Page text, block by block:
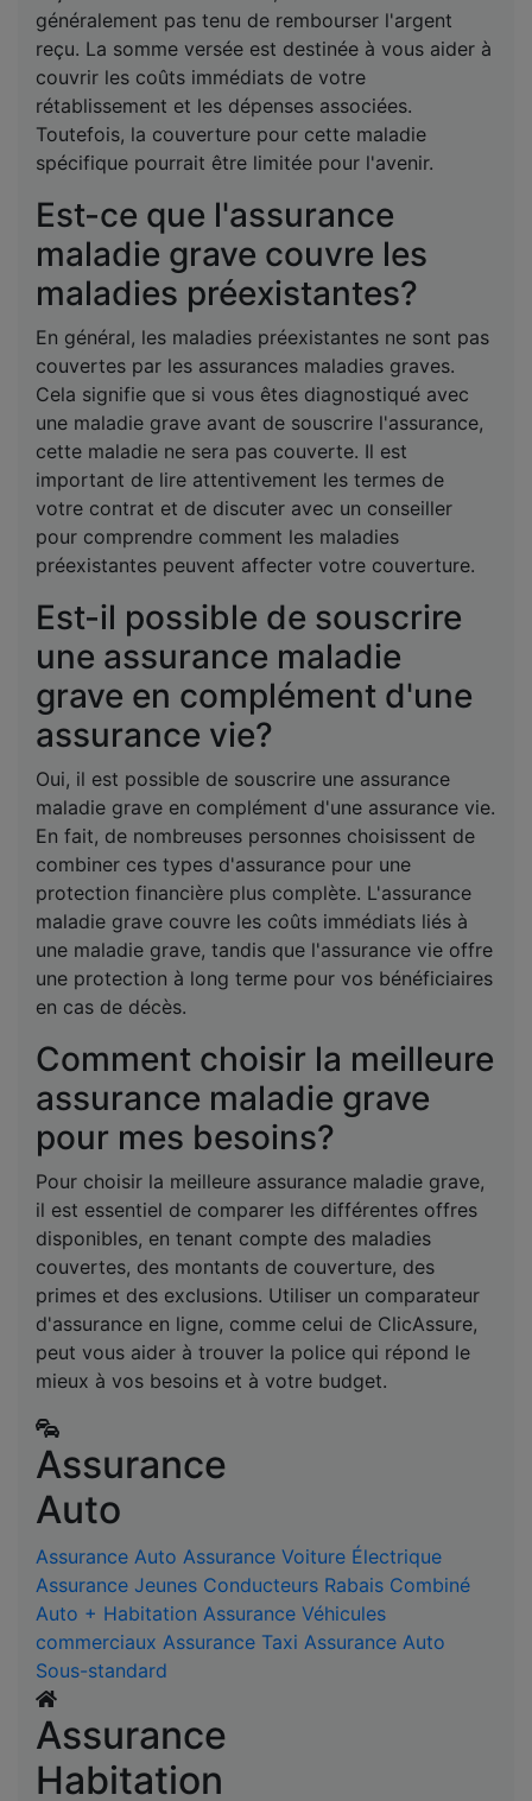
généralement pas tenu de rembourser l'argent
reçu. La somme versée est destinée à vous aider à
couvrir les coûts immédiats de votre
rétablissement et les dépenses associées.
Toutefois, la couverture pour cette maladie
spécifique pourrait être limitée pour l'avenir.
Est-ce que l'assurance
maladie grave couvre les
maladies préexistantes?
En général, les maladies préexistantes ne sont pas
couvertes par les assurances maladies graves.
Cela signifie que si vous êtes diagnostiqué avec
une maladie grave avant de souscrire l'assurance,
cette maladie ne sera pas couverte. Il est
important de lire attentivement les termes de
votre contrat et de discuter avec un conseiller
pour comprendre comment les maladies
préexistantes peuvent affecter votre couverture.
Est-il possible de souscrire
une assurance maladie
grave en complément d'une
assurance vie?
Oui, il est possible de souscrire une assurance
maladie grave en complément d'une assurance vie.
En fait, de nombreuses personnes choisissent de
combiner ces types d'assurance pour une
protection financière plus complète. L'assurance
maladie grave couvre les coûts immédiats liés à
une maladie grave, tandis que l'assurance vie offre
une protection à long terme pour vos bénéficiaires
en cas de décès.
Comment choisir la meilleure
assurance maladie grave
pour mes besoins?
Pour choisir la meilleure assurance maladie grave,
il est essentiel de comparer les différentes offres
disponibles, en tenant compte des maladies
couvertes, des montants de couverture, des
primes et des exclusions. Utiliser un comparateur
d'assurance en ligne, comme celui de ClicAssure,
peut vous aider à trouver la police qui répond le
mieux à vos besoins et à votre budget.
Assurance
Auto
Assurance Auto Assurance Voiture Électrique
Assurance Jeunes Conducteurs Rabais Combiné
Auto + Habitation Assurance Véhicules
commerciaux Assurance Taxi Assurance Auto
Sous-standard
Assurance
Habitation